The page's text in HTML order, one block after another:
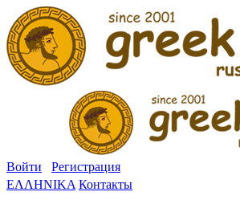
Войти
Регистрация
ΕΛΛΗΝΙΚΑ Контакты